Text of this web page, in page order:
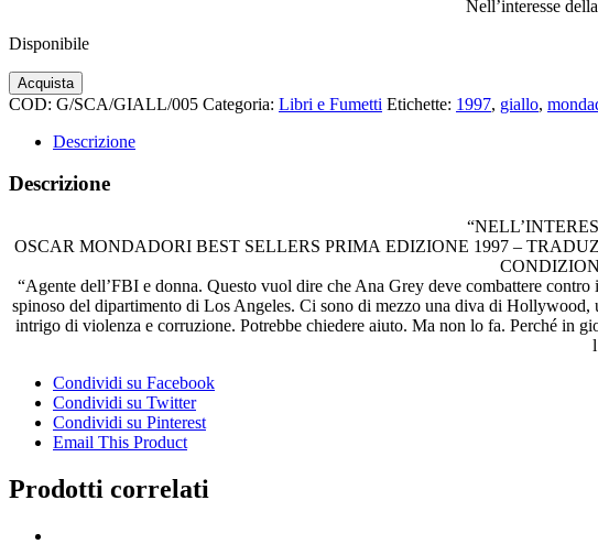
Nell’interesse
Disponibile
Nell'interesse
della
Smith
prima
edizione
1997
quantità
Acquista
COD: G/SCA/GIALL/005 Categoria: Libri e Fumetti Etichette: 1997, giallo,
Descrizione
Descrizione
OSCAR MONDADORI BEST SELLERS PRIMA EDIZIONE 1997 –
“Agente dell’FBI e donna. Questo vuol dire che Ana Grey deve combattere
spinoso del dipartimento di Los Angeles. Ci sono di mezzo una diva di Hollywood,
intrigo di violenza e corruzione. Potrebbe chiedere aiuto. Ma non lo fa. Perché in
Condividi su Facebook
Condividi su Twitter
Condividi su Pinterest
Email This Product
Prodotti correlati